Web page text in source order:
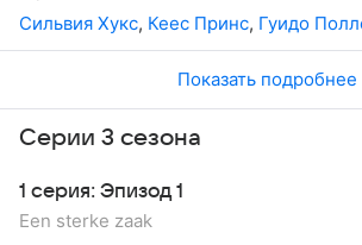
Сильвия Хукс, Кеес Принс, Гуидо
Показать подробнее
Серии 3 сезона
1 серия: Эпизод 1
Een sterke zaak